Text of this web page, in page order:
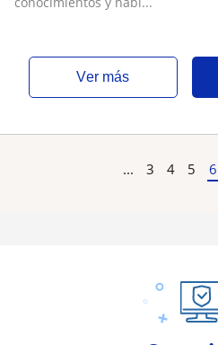
ver más
... 3 4 5 6